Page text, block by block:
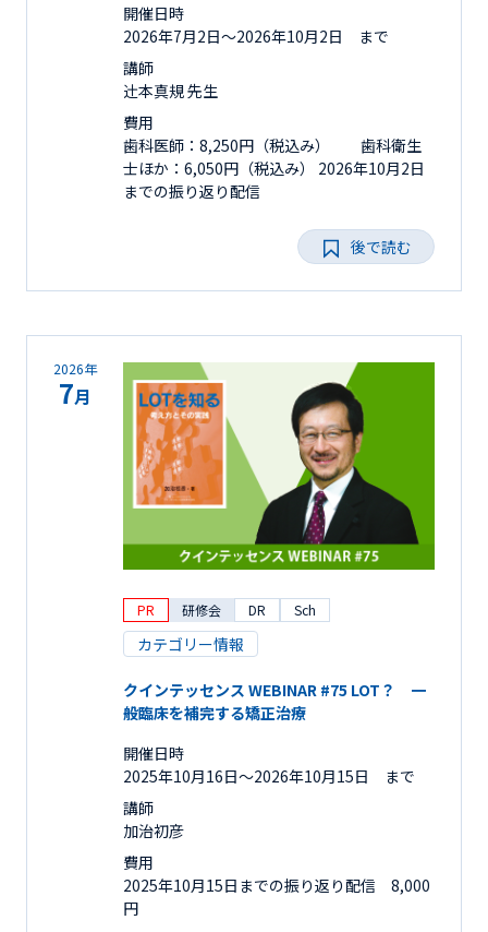
開催日時
2026年7月2日〜2026年10月2日 まで
講師
辻󠄀本真規 先生
費用
歯科医師：8,250円（税込み） 歯科衛生
士ほか：6,050円（税込み） 2026年10月2日
までの振り返り配信
後で読む
2026年
7月
PR 研修会 DR Sch
カテゴリー情報
クインテッセンス WEBINAR #75 LOT？ 一
般臨床を補完する矯正治療
開催日時
2025年10月16日〜2026年10月15日 まで
講師
加治初彦
費用
2025年10月15日までの振り返り配信 8,000
円